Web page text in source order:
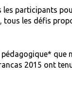
participants
les défis
que
2015 ont